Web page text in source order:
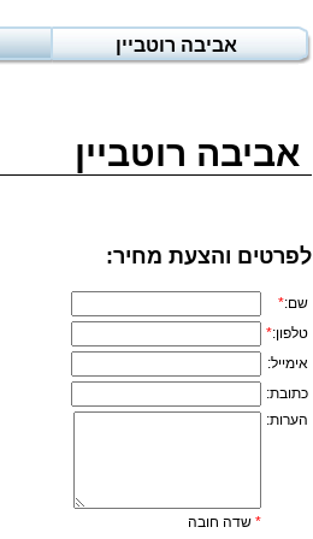
אביבה רוטביין
אביבה רוטביין
לפרטים והצעת מחיר:
שם:*
טלפון:*
אימייל:
כתובת:
הערות:
* שדה חובה